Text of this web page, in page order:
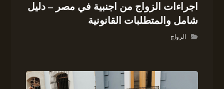
اجراءات الزواج من اجنبية في مصر – دليل
شامل والمتطلبات القانونية
الزواج